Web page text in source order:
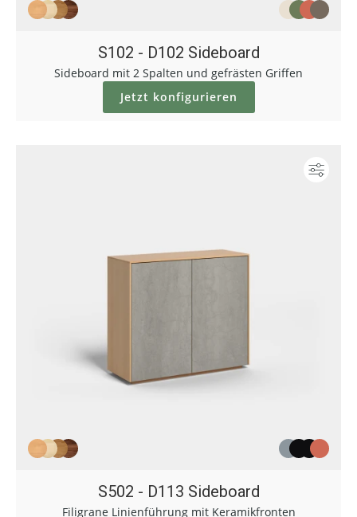
S102 - D102 Sideboard
Sideboard mit 2 Spalten und gefrästen Griffen
Jetzt konfigurieren
S502 - D113 Sideboard
Filigrane Linienführung mit Keramikfronten